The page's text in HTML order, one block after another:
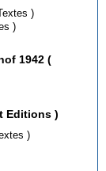
1 : Saint-Exupéry en Alsace / Oct 2013 ( Textes )
Juin 2015 ( Textes )
1942 (
Proust Editions )
condamné du Titanic / Jan 2012 ( Textes )